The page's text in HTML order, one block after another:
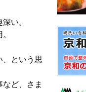
い。
、という思
ど、さま